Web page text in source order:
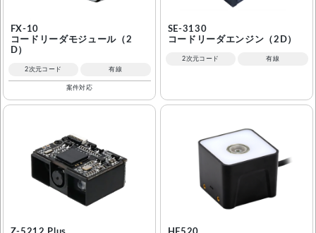
FX-10
コードリーダモジュール（2
D）
2次元コード 有線
案件対応
SE-3130
コードリーダエンジン（2D）
2次元コード 有線